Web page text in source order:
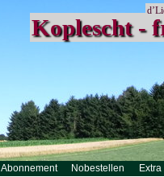
Koplescht -
Abonnement Nobestellen Extra